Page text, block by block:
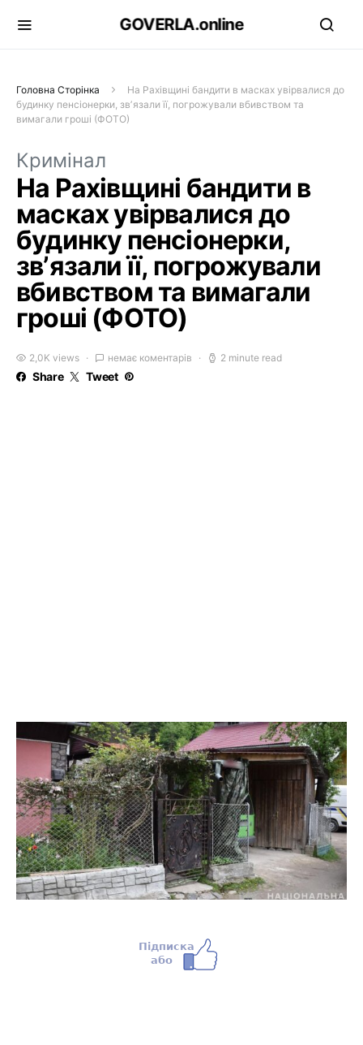
GOVERLA.online
Головна Сторінка
На Рахівщині бандити в масках увірвалися до
будинку пенсіонерки, звʼязали її, погрожували вбивством та
вимагали гроші (ФОТО)
Кримінал
На Рахівщині бандити в
масках увірвалися до
будинку пенсіонерки,
звʼязали її, погрожували
вбивством та вимагали
гроші (ФОТО)
2,0K views немає коментарів 2 minute read
Share Tweet